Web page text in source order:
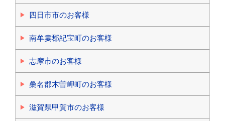
四日市市のお客様
南牟婁郡紀宝町のお客様
志摩市のお客様
桑名郡木曽岬町のお客様
滋賀県甲賀市のお客様